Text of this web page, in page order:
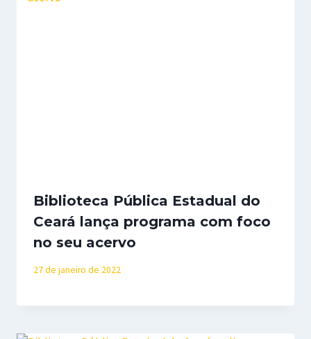
Biblioteca Pública Estadual do
Ceará lança programa com foco
no seu acervo
27 de janeiro de 2022